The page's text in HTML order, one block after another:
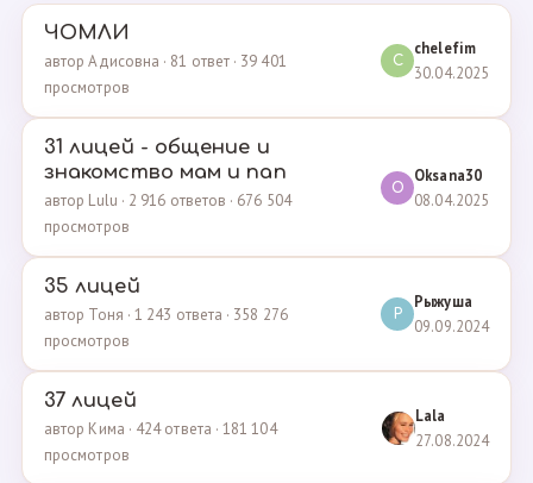
ЧОМЛИ
автор Адисовна · 81 ответ · 39 401
просмотров
C
chelefim
30.04.2025
31 лицей - общение и
знакомство мам и пап
автор Lulu · 2 916 ответов · 676 504
просмотров
O
Oksana30
08.04.2025
35 лицей
автор Тоня · 1 243 ответа · 358 276
просмотров
Р
Рыжуша
09.09.2024
37 лицей
автор Кима · 424 ответа · 181 104
просмотров
Lala
27.08.2024